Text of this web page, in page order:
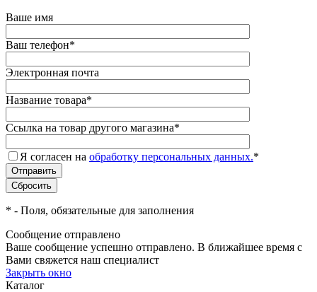
Ваше имя
Ваш телефон*
Электронная почта
Название товара*
Ссылка на товар другого магазина*
Я согласен на обработку персональных данных.*
* - Поля, обязательные для заполнения
Сообщение отправлено
Ваше сообщение успешно отправлено. В ближайшее время с
Вами свяжется наш специалист
Закрыть окно
Каталог